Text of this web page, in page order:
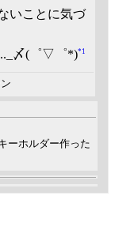
いことに気づ
〆(゜▽゜*)*1
ーホルダー作った